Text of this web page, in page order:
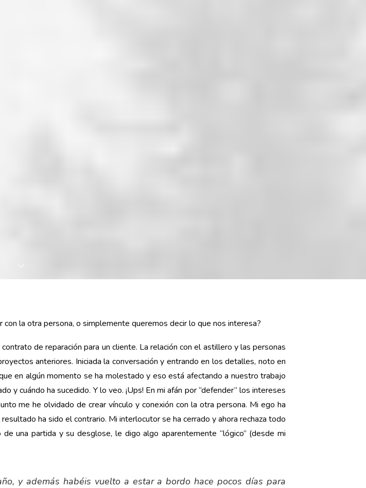
la otra persona, o simplemente queremos decir lo que nos interesa?
de reparación para un cliente. La relación con el astillero y las personas
anteriores. Iniciada la conversación y entrando en los detalles, noto en
en algún momento se ha molestado y eso está afectando a nuestro trabajo
y cuándo ha sucedido. Y lo veo. ¡Ups! En mi afán por “defender” los intereses
me he olvidado de crear vínculo y conexión con la otra persona. Mi ego ha
ha sido el contrario. Mi interlocutor se ha cerrado y ahora rechaza todo
una partida y su desglose, le digo algo aparentemente “lógico” (desde mi
y además habéis vuelto a estar a bordo hace pocos días para